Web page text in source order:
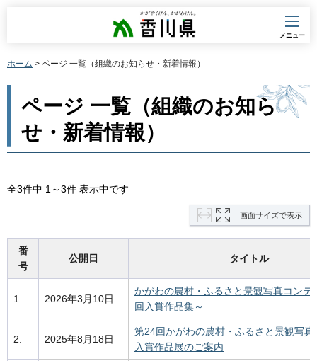
香川県
メニュー
ホーム > ページ 一覧（組織のお知らせ・新着情報）
ページ 一覧（組織のお知ら
せ・新着情報）
全3件中 1～3件 表示中です
画面サイズで表示
番
号
公開日 タイトル
1. 2026年3月10日
かがわの農村・ふるさと景観写真コンテ
回入賞作品集～
2. 2025年8月18日
第24回かがわの農村・ふるさと景観写真
入賞作品展のご案内